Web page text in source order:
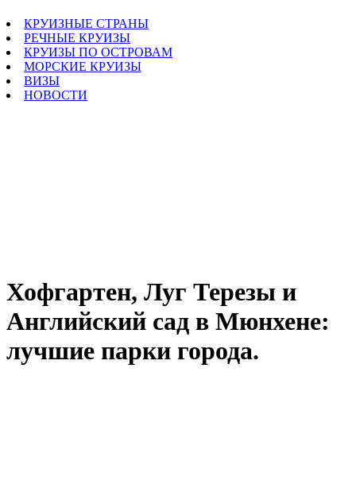
КРУИЗНЫЕ СТРАНЫ
РЕЧНЫЕ КРУИЗЫ
КРУИЗЫ ПО ОСТРОВАМ
МОРСКИЕ КРУИЗЫ
ВИЗЫ
НОВОСТИ
Хофгартен, Луг Терезы и
Английский сад в Мюнхене:
лучшие парки города.